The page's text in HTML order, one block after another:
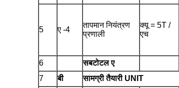
5 ए -4
तापमान नियंत्रण
प्रणाली
क्यू = 5T /
एच
6
सबटोटल ए
7
बी सामग्री तैयारी UNIT